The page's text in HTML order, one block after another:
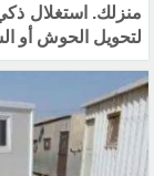
منزلك. استغلال
لتحويل الحوش أو